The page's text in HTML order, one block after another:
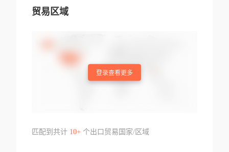
贸易区域
登录查看更多
匹配到共计 10+个出口贸易国家/区域